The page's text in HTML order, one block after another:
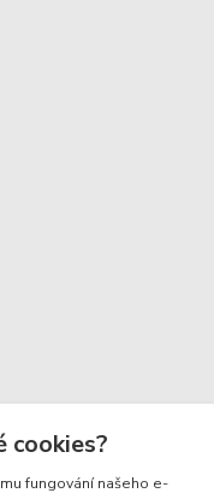
cookies?
fungování našeho e-